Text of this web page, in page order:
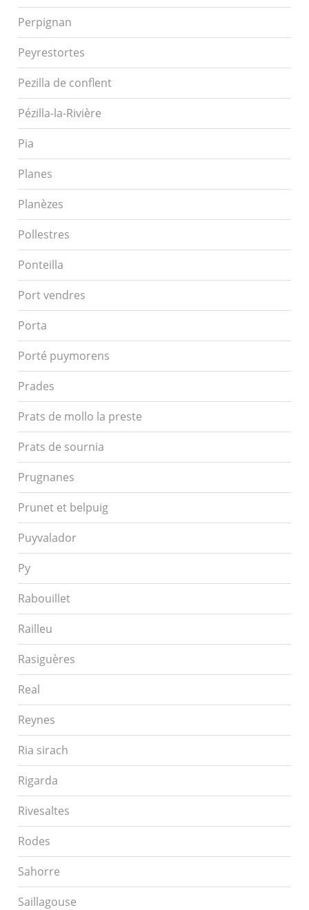
Perpignan
Peyrestortes
Pezilla de conflent
Pézilla-la-Rivière
Pia
Planes
Planèzes
Pollestres
Ponteilla
Port vendres
Porta
Porté puymorens
Prades
Prats de mollo la preste
Prats de sournia
Prugnanes
Prunet et belpuig
Puyvalador
Py
Rabouillet
Railleu
Rasiguères
Real
Reynes
Ria sirach
Rigarda
Rivesaltes
Rodes
Sahorre
Saillagouse